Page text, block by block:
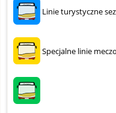
Linie turystyczne
Specjalne linie